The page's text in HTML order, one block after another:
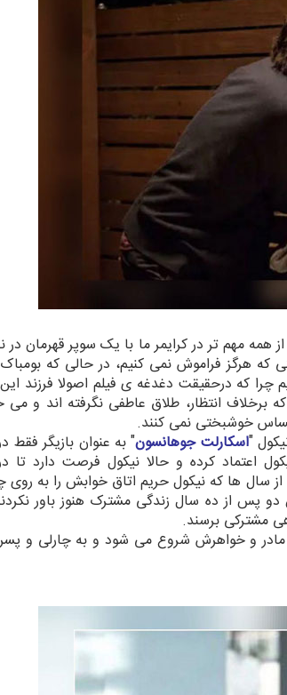
همه مهم تر در کرایمر ما با یک سوپر قهرمان
هرگز فراموش نمی کنیم، در حالی که
چرا که درحقیقت دغدغه ی فیلم اصولا فرزند
انتظار، طلاق عاطفی نگرفته اند و می
خوشبختی نمی کنند.
"اسکارلت جوهانسون" به عنوان بازیگر
اعتماد کرده و حالا نیکول فرصت دارد تا
سال ها که نیکول حریم اتاق خوابش را به روی
پس از ده سال زندگی مشترک هنوز باور
مشترکی برسند.
از مادر و خواهرش شروع می شود و به چارلی و